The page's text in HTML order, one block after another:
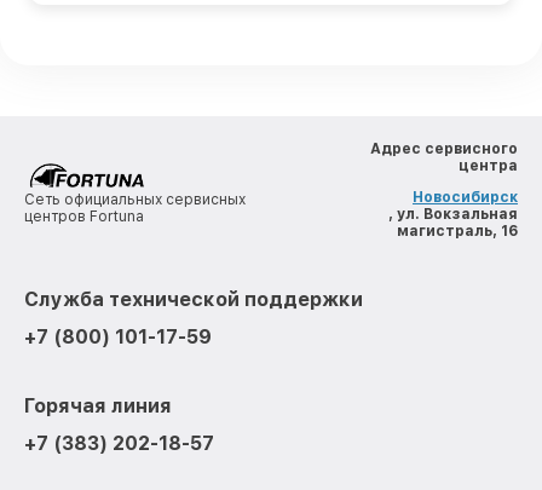
Сеть официальных сервисных
центров Fortuna
Адрес сервисного
центра
Новосибирск
, ул. Вокзальная
магистраль, 16
Служба технической поддержки
+7 (800) 101-17-59
Горячая линия
+7 (383) 202-18-57